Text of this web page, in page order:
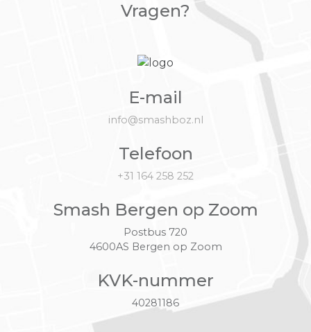
Vragen?
E-mail
info@smashboz.nl
Telefoon
+31 164 258 252
Smash Bergen op Zoom
Postbus 720
4600AS Bergen op Zoom
KVK-nummer
40281186